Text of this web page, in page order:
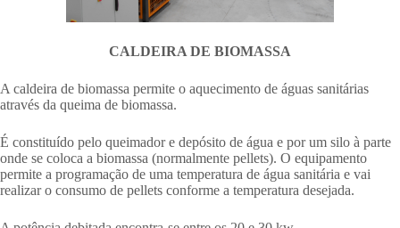
CALDEIRA DE BIOMASSA
A caldeira de biomassa permite o aquecimento de águas sanitárias
através da queima de biomassa.
É constituído pelo queimador e depósito de água e por um silo à parte
onde se coloca a biomassa (normalmente pellets). O equipamento
permite a programação de uma temperatura de água sanitária e vai
realizar o consumo de pellets conforme a temperatura desejada.